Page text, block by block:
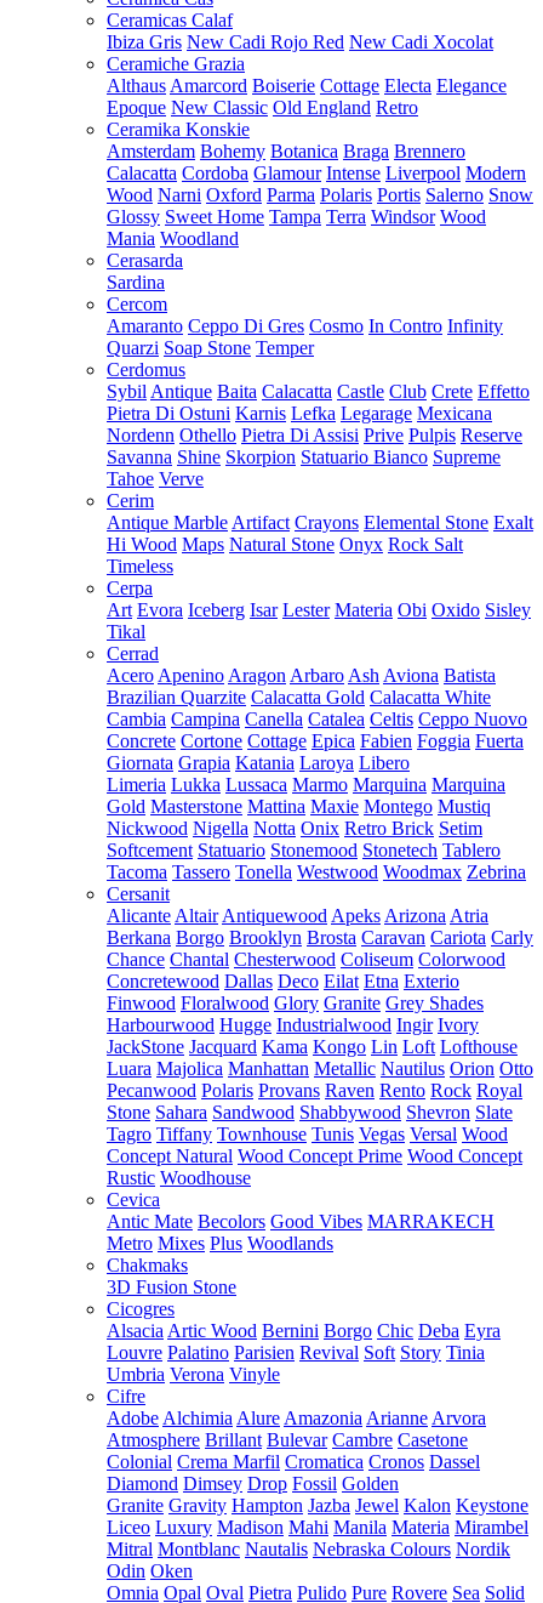
Ceramicas Calaf
Ibiza Gris New Cadi Rojo Red New Cadi Xocolat
Ceramiche Grazia
Althaus Amarcord Boiserie Cottage Electa Elegance
Epoque New Classic Old England Retro
Ceramika Konskie
Amsterdam Bohemy Botanica Braga Brennero
Calacatta Cordoba Glamour Intense Liverpool Modern
Wood Narni Oxford Parma Polaris Portis Salerno Snow
Glossy Sweet Home Tampa Terra Windsor Wood
Mania Woodland
Cerasarda
Sardina
Cercom
Amaranto Ceppo Di Gres Cosmo In Contro Infinity
Quarzi Soap Stone Temper
Cerdomus
Sybil Antique Baita Calacatta Castle Club Crete Effetto
Pietra Di Ostuni Karnis Lefka Legarage Mexicana
Nordenn Othello Pietra Di Assisi Prive Pulpis Reserve
Savanna Shine Skorpion Statuario Bianco Supreme
Tahoe Verve
Cerim
Antique Marble Artifact Crayons Elemental Stone Exalt
Hi Wood Maps Natural Stone Onyx Rock Salt
Timeless
Cerpa
Art Evora Iceberg Isar Lester Materia Obi Oxido Sisley
Tikal
Cerrad
Acero Apenino Aragon Arbaro Ash Aviona Batista
Brazilian Quarzite Calacatta Gold Calacatta White
Cambia Campina Canella Catalea Celtis Ceppo Nuovo
Concrete Cortone Cottage Epica Fabien Foggia Fuerta
Giornata Grapia Katania Laroya Libero
Limeria Lukka Lussaca Marmo Marquina Marquina
Gold Masterstone Mattina Maxie Montego Mustiq
Nickwood Nigella Notta Onix Retro Brick Setim
Softcement Statuario Stonemood Stonetech Tablero
Tacoma Tassero Tonella Westwood Woodmax Zebrina
Cersanit
Alicante Altair Antiquewood Apeks Arizona Atria
Berkana Borgo Brooklyn Brosta Caravan Cariota Carly
Chance Chantal Chesterwood Coliseum Colorwood
Concretewood Dallas Deco Eilat Etna Exterio
Finwood Floralwood Glory Granite Grey Shades
Harbourwood Hugge Industrialwood Ingir Ivory
JackStone Jacquard Kama Kongo Lin Loft Lofthouse
Luara Majolica Manhattan Metallic Nautilus Orion Otto
Pecanwood Polaris Provans Raven Rento Rock Royal
Stone Sahara Sandwood Shabbywood Shevron Slate
Tagro Tiffany Townhouse Tunis Vegas Versal Wood
Concept Natural Wood Concept Prime Wood Concept
Rustic Woodhouse
Cevica
Antic Mate Becolors Good Vibes MARRAKECH
Metro Mixes Plus Woodlands
Chakmaks
3D Fusion Stone
Cicogres
Alsacia Artic Wood Bernini Borgo Chic Deba Eyra
Louvre Palatino Parisien Revival Soft Story Tinia
Umbria Verona Vinyle
Cifre
Adobe Alchimia Alure Amazonia Arianne Arvora
Atmosphere Brillant Bulevar Cambre Casetone
Colonial Crema Marfil Cromatica Cronos Dassel
Diamond Dimsey Drop Fossil Golden
Granite Gravity Hampton Jazba Jewel Kalon Keystone
Liceo Luxury Madison Mahi Manila Materia Mirambel
Mitral Montblanc Nautalis Nebraska Colours Nordik
Odin Oken
Omnia Opal Oval Pietra Pulido Pure Rovere Sea Solid